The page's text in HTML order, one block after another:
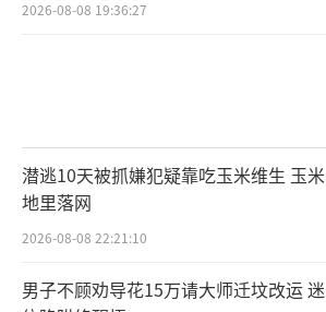
2026-08-08 19:36:27
潜逃10天被抓嫌犯疑靠吃玉米维生 玉米
地里落网
2026-08-08 22:21:10
男子不顾劝导花15万请大师迁坟改运 迷